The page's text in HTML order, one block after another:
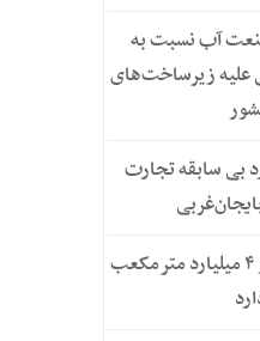
آب نسبت به
علیه زیرساخت‌های
۳ رکورد بی سابقه تجارت
دریاچه ارومیه بیش از ۴ میلیارد مترمکعب